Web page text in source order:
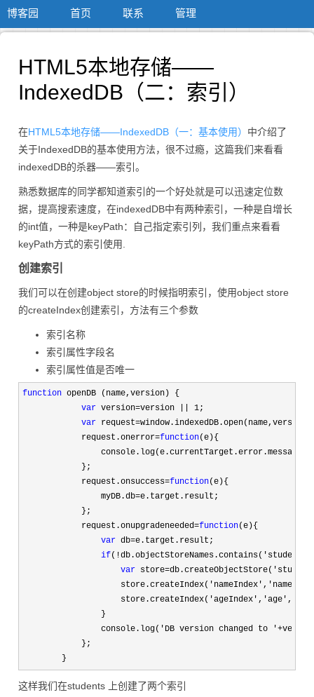
博客园 首页 联系 管理
HTML5本地存储——
IndexedDB（二：索引）
在HTML5本地存储——IndexedDB（一：基本使用） 中介绍了
关于IndexedDB的基本使用方法，很不过瘾，这篇我们来看看
indexedDB的杀器——索引。
熟悉数据库的同学都知道索引的一个好处就是可以迅速定位数
据，提高搜索速度，在indexedDB中有两种索引，一种是自增长
的int值，一种是keyPath：自己指定索引列，我们重点来看看
keyPath方式的索引使用.
创建索引
我们可以在创建object store的时候指明索引，使用object store
的createIndex创建索引，方法有三个参数
索引名称
索引属性字段名
索引属性值是否唯一
function openDB (name,version) {
var version=version || 1;
var request=
            request.onerror
=function(e){
                console.log(e.currentTarget.error.message);
            };
            request.onsuccess
=function(e){
                myDB.db
=e.target.result;
            };
            request.onupgradeneeded
=function(e){
var db=e.target.result;
if(!db.objectStoreNames.contains('students'
var
                    store.createIndex(
                    store.createIndex(
                }
                console.log(
'DB version changed to '+
            };
        }
这样我们在students 上创建了两个索引